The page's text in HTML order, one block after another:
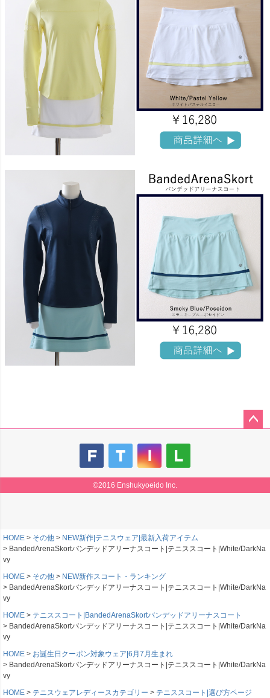
©2016 Enshukyoeido Inc.
HOME その他
NEW新作|テニスウェア|最新入荷アイテム
BandedArenaSkortバンデッドアリーナスコート|テニススコート|White/DarkNa
vy
HOME
その他
NEW新作スコート・ランキング
BandedArenaSkortバンデッドアリーナスコート|テニススコート|White/DarkNa
vy
HOME
テニススコート|BandedArenaSkortバンデッドアリーナスコート
BandedArenaSkortバンデッドアリーナスコート|テニススコート|White/DarkNa
vy
HOME
お誕生日クーポン対象ウェア|6月7月生まれ
BandedArenaSkortバンデッドアリーナスコート|テニススコート|White/DarkNa
vy
HOME
テニスウェアレディースカテゴリー テニススコート|選び方ページ